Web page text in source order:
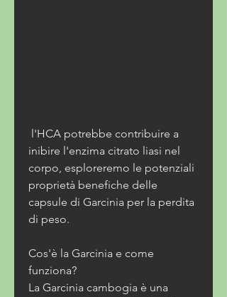
inibire l'enzima citrato liasi nel
corpo, esploreremo le potenziali
proprietà benefiche delle
capsule di Garcinia per la perdita
di peso.
Cos'è la Garcinia e come
funziona?
La Garcinia cambogia è una